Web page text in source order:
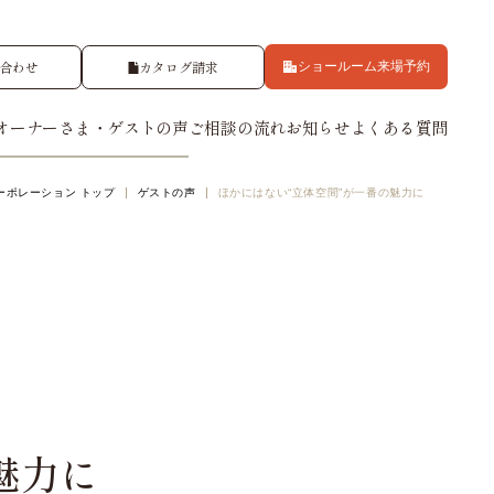
わせ カタログ請求 ショールーム来場予約
京ゼロエミ住宅
ーナーさま・ゲストの声ご相談の流れお知らせよくある質問
ポレーション トップ ゲストの声 ほかにはない“立体空間”が一番の魅力に
力に